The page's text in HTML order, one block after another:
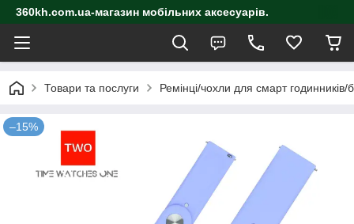
360kh.com.ua-магазин мобільних аксесуарів.
Товари та послуги Ремінці/чохли для смарт годинників/
–15%